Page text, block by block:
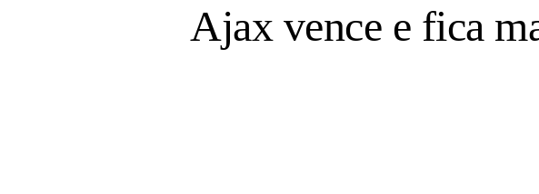
Ajax vence e fica